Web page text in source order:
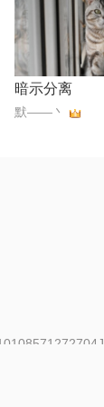
暗示分离
默——丶